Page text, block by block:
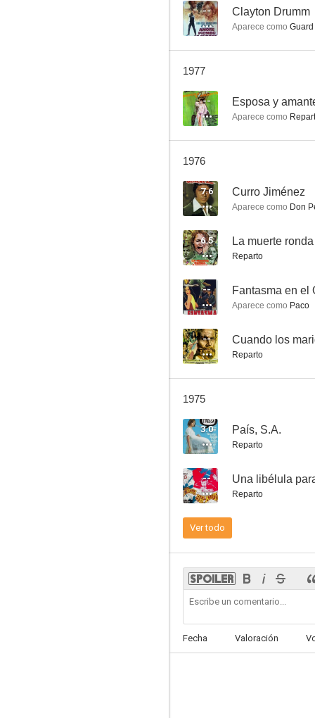
6.0
Mensajeros de Paz
5.6
El Cóndor
-- Clayton Drumm
Aparece como Guard
1977
-- Esposa y
Aparece como
1976
7.6 Curro Jiménez
Aparece como Don
6.5 La muerte
Reparto
-- Fantasma en el
Aparece como Paco
--
Reparto
1975
3.0 País, S.A.
Reparto
-- Una libélula
Reparto
Ver todo
Fecha Valoración